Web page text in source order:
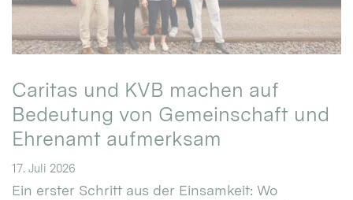
Caritas und KVB machen auf
Bedeutung von Gemeinschaft und
Ehrenamt aufmerksam
17. Juli 2026
Ein erster Schritt aus der Einsamkeit: Wo